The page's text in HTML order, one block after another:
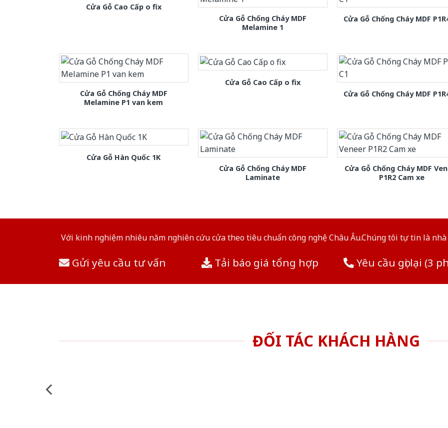
Cửa Gỗ Cao Cấp o fix
Cửa Gỗ Chống Cháy MDF
Melamine 1
Cửa Gỗ Chống Cháy MDF
Cửa Gỗ Chống Cháy MDF
Melamine P1 van kem
Cửa Gỗ Cao Cấp o fix
Cửa Gỗ Chống Cháy MDF
Cửa Gỗ Hàn Quốc 1K
Cửa Gỗ Chống Cháy MDF
Laminate
Cửa Gỗ Chống Cháy MDF
P1R2 Cam xe
Với kinh nghiệm nhiêu năm nghiên cứu cửa theo tiêu chuẩn công nghệ Châu Âu.Chúng tôi tự tin là
Gửi yêu cầu tư vấn Tải báo giá tổng hợp Yêu cầu gọi lại (3
ĐỐI TÁC KHÁCH HÀNG